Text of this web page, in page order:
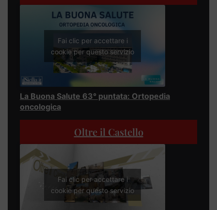
Fai clic per accettare i
cookie per questo servizio
La Buona Salute 63° puntata: Ortopedia
oncologica
Oltre il Castello
Fai clic per accettare i
cookie per questo servizio